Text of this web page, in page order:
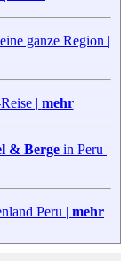
eine ganze Region |
| mehr
& Berge in Peru |
Peru | mehr